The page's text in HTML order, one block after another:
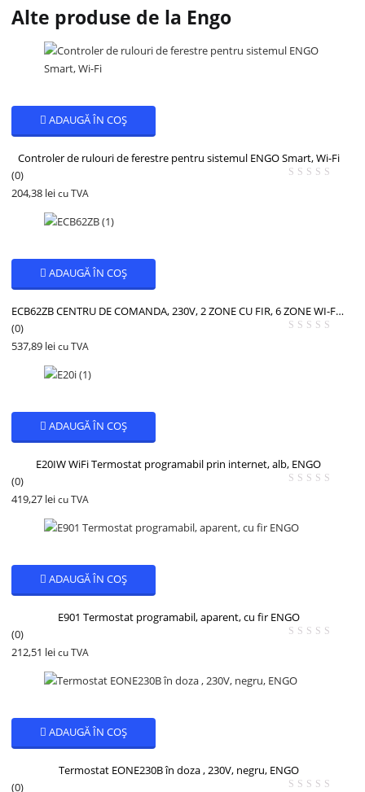
Alte produse de la Engo
ADAUGĂ ÎN COȘ
Controler de rulouri de ferestre pentru sistemul ENGO Smart, Wi-Fi
(0)
204,38 lei cu TVA
ADAUGĂ ÎN COȘ
ECB62ZB CENTRU DE COMANDA, 230V, 2 ZONE CU FIR, 6 ZONE WI-FI, ENGO
(0)
537,89 lei cu TVA
ADAUGĂ ÎN COȘ
E20IW WiFi Termostat programabil prin internet, alb, ENGO
(0)
419,27 lei cu TVA
ADAUGĂ ÎN COȘ
E901 Termostat programabil, aparent, cu fir ENGO
(0)
212,51 lei cu TVA
ADAUGĂ ÎN COȘ
Termostat EONE230B în doza , 230V, negru, ENGO
(0)